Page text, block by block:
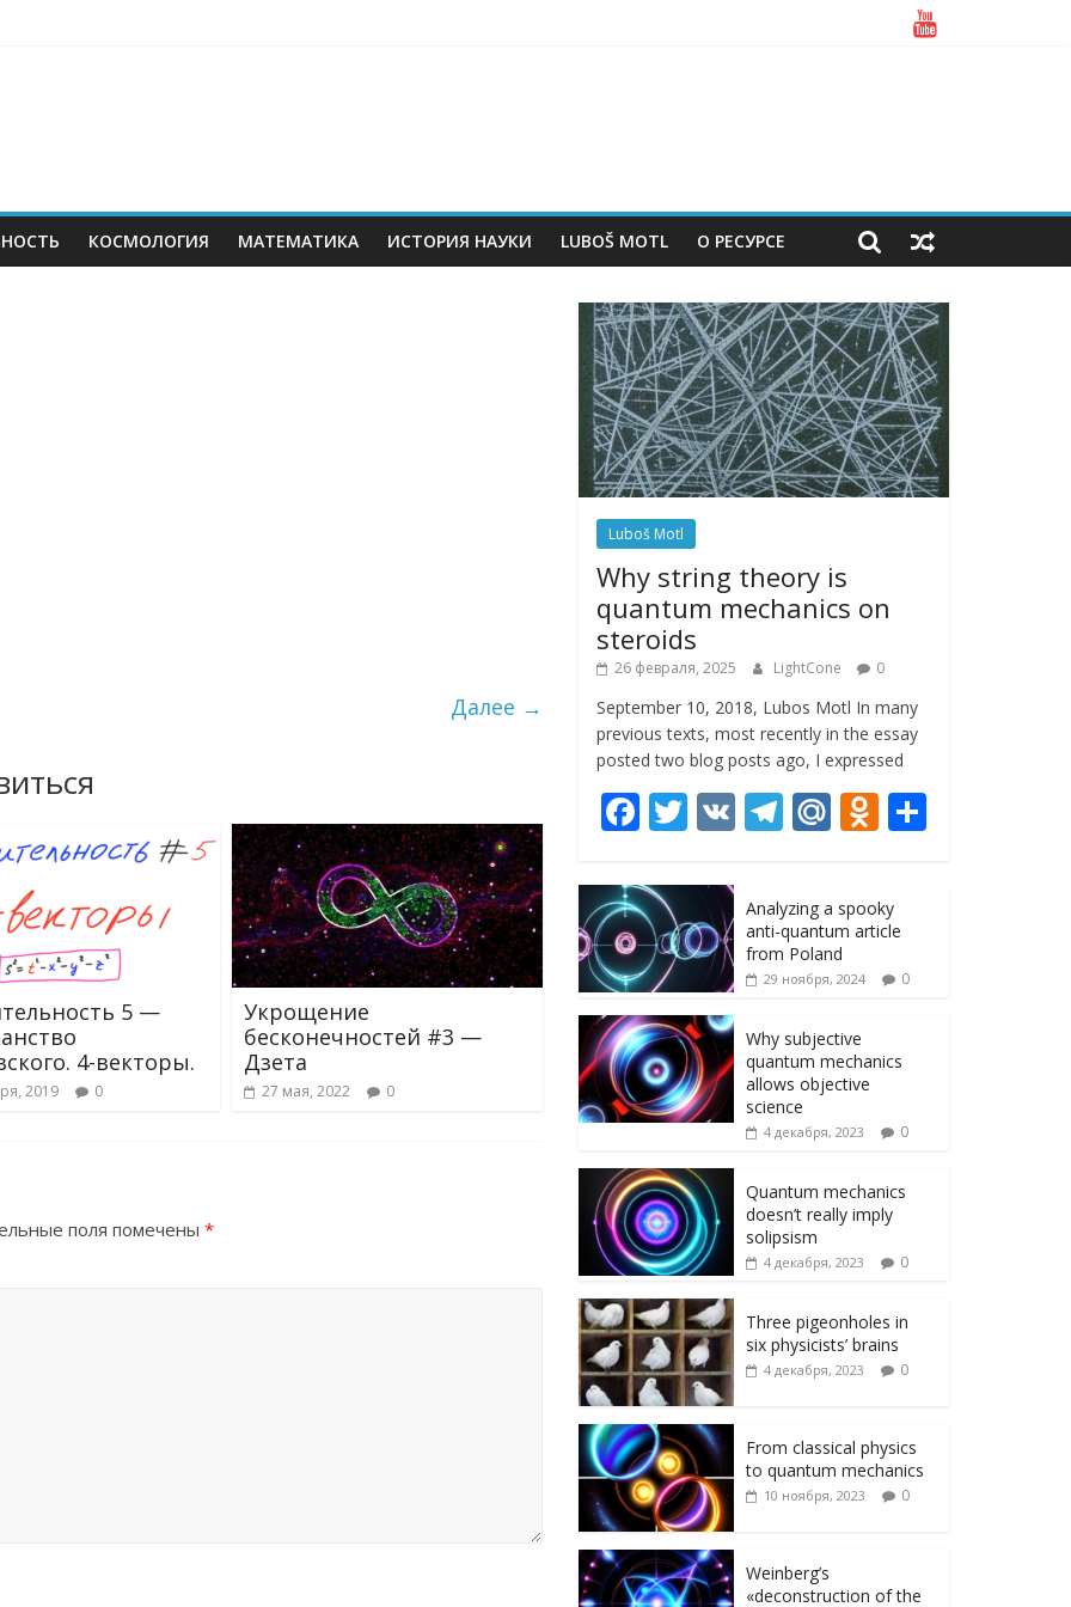
КОСМОЛОГИЯ МАТЕМАТИКА ИСТОРИЯ НАУКИ LUBOŠ MOTL О РЕСУРСЕ
Далее →
5 —
4-векторы.
2019 0
Укрощение
бесконечностей #3 —
Дзета
27 мая, 2022 0
поля помечены *
Luboš Motl
Why string theory is
quantum mechanics on
steroids
26 февраля, 2025 LightCone 0
September 10, 2018, Lubos Motl In many
previous texts, most recently in the essay
posted two blog posts ago, I expressed
F
e
b
o
o
k
T
itt
er
V T
gr
a
m
M
R
u
O
n
o
kl
as
ni
ki
Analyzing a spooky
anti-quantum article
from Poland
29 ноября, 2024 0
Why subjective
quantum mechanics
allows objective
science
4 декабря, 2023 0
Quantum mechanics
doesn’t really imply
solipsism
4 декабря, 2023 0
Three pigeonholes in
six physicists’ brains
4 декабря, 2023 0
From classical physics
to quantum mechanics
10 ноября, 2023 0
Weinberg’s
«deconstruction of the